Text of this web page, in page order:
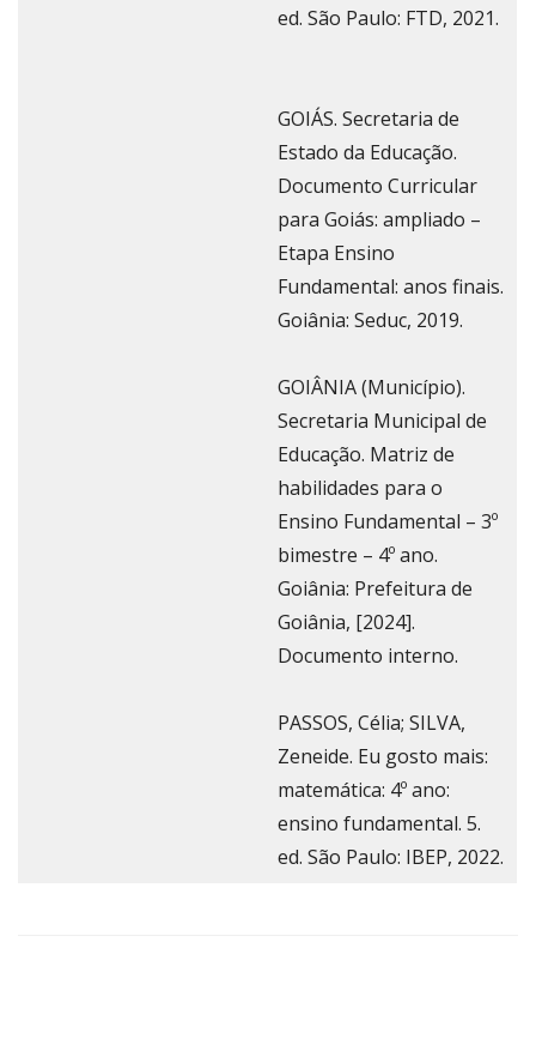
ed. São Paulo: FTD, 2021.
GOIÁS. Secretaria de
Estado da Educação.
Documento Curricular
para Goiás: ampliado –
Etapa Ensino
Fundamental: anos finais.
Goiânia: Seduc, 2019.
GOIÂNIA (Município).
Secretaria Municipal de
Educação. Matriz de
habilidades para o
Ensino Fundamental – 3º
bimestre – 4º ano.
Goiânia: Prefeitura de
Goiânia, [2024].
Documento interno.
PASSOS, Célia; SILVA,
Zeneide. Eu gosto mais:
matemática: 4º ano:
ensino fundamental. 5.
ed. São Paulo: IBEP, 2022.